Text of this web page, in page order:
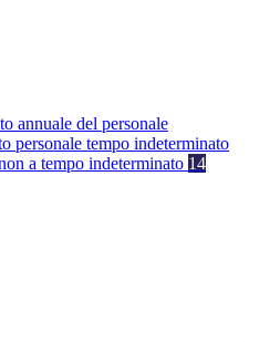
annuale del personale
personale tempo indeterminato
a tempo indeterminato 14